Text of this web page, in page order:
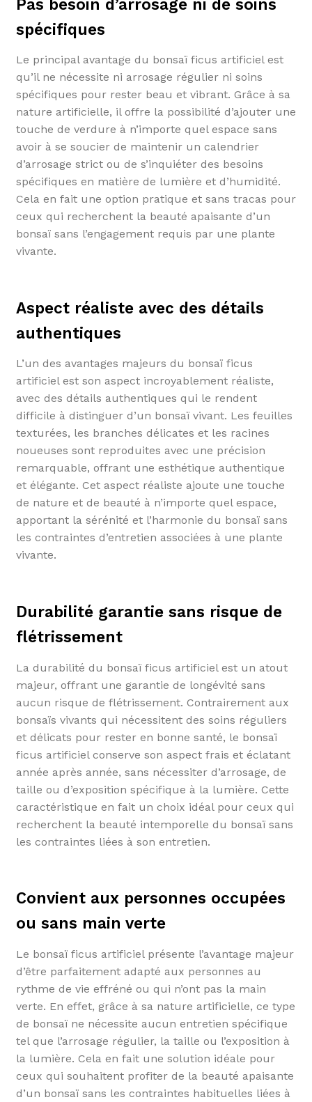
Pas besoin d’arrosage ni de soins
spécifiques
Le principal avantage du bonsaï ficus artificiel est
qu’il ne nécessite ni arrosage régulier ni soins
spécifiques pour rester beau et vibrant. Grâce à sa
nature artificielle, il offre la possibilité d’ajouter une
touche de verdure à n’importe quel espace sans
avoir à se soucier de maintenir un calendrier
d’arrosage strict ou de s’inquiéter des besoins
spécifiques en matière de lumière et d’humidité.
Cela en fait une option pratique et sans tracas pour
ceux qui recherchent la beauté apaisante d’un
bonsaï sans l’engagement requis par une plante
vivante.
Aspect réaliste avec des détails
authentiques
L’un des avantages majeurs du bonsaï ficus
artificiel est son aspect incroyablement réaliste,
avec des détails authentiques qui le rendent
difficile à distinguer d’un bonsaï vivant. Les feuilles
texturées, les branches délicates et les racines
noueuses sont reproduites avec une précision
remarquable, offrant une esthétique authentique
et élégante. Cet aspect réaliste ajoute une touche
de nature et de beauté à n’importe quel espace,
apportant la sérénité et l’harmonie du bonsaï sans
les contraintes d’entretien associées à une plante
vivante.
Durabilité garantie sans risque de
flétrissement
La durabilité du bonsaï ficus artificiel est un atout
majeur, offrant une garantie de longévité sans
aucun risque de flétrissement. Contrairement aux
bonsaïs vivants qui nécessitent des soins réguliers
et délicats pour rester en bonne santé, le bonsaï
ficus artificiel conserve son aspect frais et éclatant
année après année, sans nécessiter d’arrosage, de
taille ou d’exposition spécifique à la lumière. Cette
caractéristique en fait un choix idéal pour ceux qui
recherchent la beauté intemporelle du bonsaï sans
les contraintes liées à son entretien.
Convient aux personnes occupées
ou sans main verte
Le bonsaï ficus artificiel présente l’avantage majeur
d’être parfaitement adapté aux personnes au
rythme de vie effréné ou qui n’ont pas la main
verte. En effet, grâce à sa nature artificielle, ce type
de bonsaï ne nécessite aucun entretien spécifique
tel que l’arrosage régulier, la taille ou l’exposition à
la lumière. Cela en fait une solution idéale pour
ceux qui souhaitent profiter de la beauté apaisante
d’un bonsaï sans les contraintes habituelles liées à